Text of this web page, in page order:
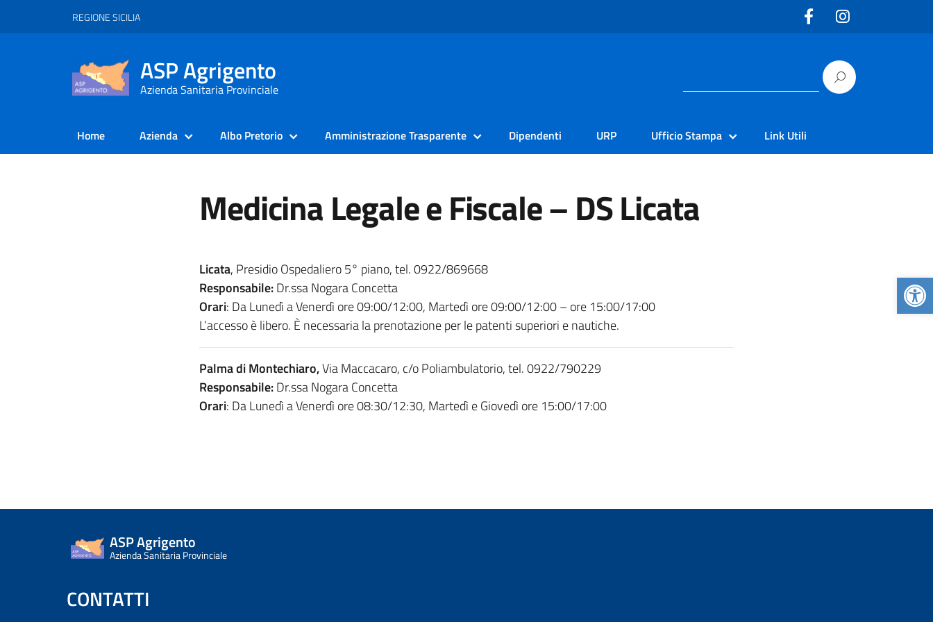
REGIONE SICILIA
ASP Agrigento
Azienda Sanitaria Provinciale
Home Azienda Albo Pretorio Amministrazione Trasparente Dipendenti URP Ufficio Stampa Link Utili
Medicina Legale e Fiscale – DS Licata
Licata, Presidio Ospedaliero 5° piano, tel. 0922/869668
Responsabile:Dr.ssa Nogara Concetta
Orari: Da Lunedì a Venerdì ore 09:00/12:00, Martedì ore 09:00/12:00 – ore 15:00/17:00
L’accesso è libero. È necessaria la prenotazione per le patenti superiori e nautiche.
Palma di Montechiaro,Via Maccacaro, c/o Poliambulatorio, tel. 0922/790229
Responsabile:Dr.ssa Nogara Concetta
Orari: Da Lunedì a Venerdì ore 08:30/12:30, Martedì e Giovedì ore 15:00/17:00
ASP Agrigento
Azienda Sanitaria Provinciale
CONTATTI